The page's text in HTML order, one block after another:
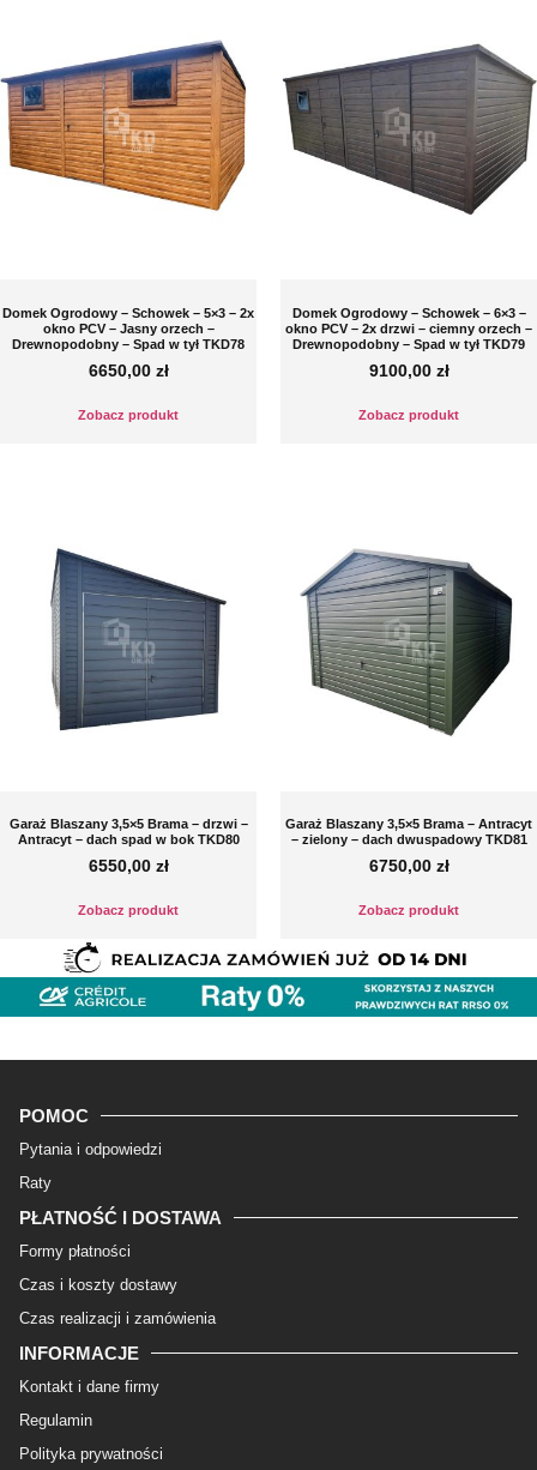
Domek Ogrodowy – Schowek – 5×3 – 2x
okno PCV – Jasny orzech –
Drewnopodobny – Spad w tył TKD78
6650,00 zł
Zobacz produkt
Domek Ogrodowy – Schowek – 6×3 –
okno PCV – 2x drzwi – ciemny orzech –
Drewnopodobny – Spad w tył TKD79
9100,00 zł
Zobacz produkt
Garaż Blaszany 3,5×5 Brama – drzwi –
Antracyt – dach spad w bok TKD80
6550,00 zł
Zobacz produkt
Garaż Blaszany 3,5×5 Brama – Antracyt
– zielony – dach dwuspadowy TKD81
6750,00 zł
Zobacz produkt
POMOC
Pytania i odpowiedzi
Raty
PŁATNOŚĆ I DOSTAWA
Formy płatności
Czas i koszty dostawy
Czas realizacji i zamówienia
INFORMACJE
Kontakt i dane firmy
Regulamin
Polityka prywatności